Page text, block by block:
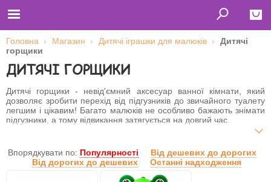
Главная
Футболки
Толстовки (кенгурушки)
Свитшоты
Лонгсливы
Бейсболки
О нас
Сотрудничество
Головна Магазин Дитячі іграшки для малюків
Дитячі
горщики
ДИТЯЧІ ГОРЩИКИ
Дитячі горщики - невід'ємний аксесуар ванної кімнати, який
дозволяє зробити перехід від підгузників до звичайного туалету
легшим і цікавим! Багато малюків не особливо бажають знімати
підгузники, а тому відвикання затягується на довгий час.
оригінальні горщики, презентовані в інтернет-магазині
Шаратойс. Тут ви знайдете шикарний асортимент дитячих
горщиків і сидінь для унітазів, які допоможуть в привчанні до
«дорослих» візитах в ванну кімнату!
Впорядкувати по: Популярності
Від дешевих до дорогих
Від дорогих до дешевих
Останні надходження